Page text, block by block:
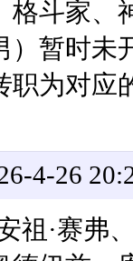
格斗家、
）暂时
职为对
4-26
祖·赛弗